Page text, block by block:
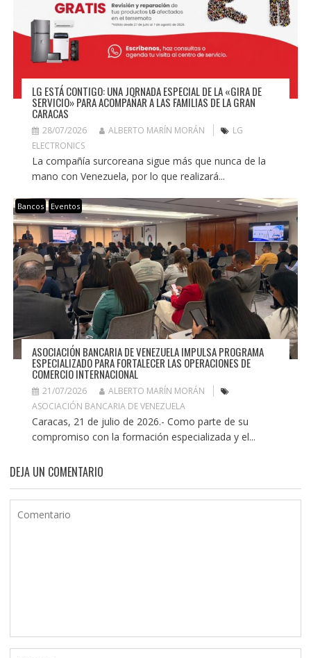
LG ESTÁ CONTIGO: UNA JORNADA ESPECIAL DE LA «GIRA DE
SERVICIO» PARA ACOMPAÑAR A LAS FAMILIAS DE LA GRAN
CARACAS
28/07/2026 ALBERTO MARÍN MORÁN
LG
ELECTRONICS
La compañía surcoreana sigue más que nunca de la
mano con Venezuela, por lo que realizará...
Bancos Eventos
ASOCIACIÓN BANCARIA DE VENEZUELA IMPULSA PROGRAMA
ESPECIALIZADO PARA FORTALECER LAS OPERACIONES DE
COMERCIO INTERNACIONAL
21/07/2026
ALBERTO MARÍN MORÁN
ASOCIACIÓN BANCARIA DE VENEZUELA
Caracas, 21 de julio de 2026.- Como parte de su
compromiso con la formación especializada y el...
DEJA UN COMENTARIO